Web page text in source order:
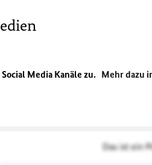
Media Kanäle zu. Mehr dazu
Das ist ein